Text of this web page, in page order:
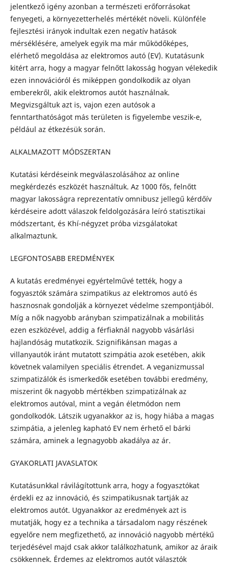
jelentkező igény azonban a természeti erőforrásokat
fenyegeti, a környezetterhelés mértékét növeli. Különféle
fejlesztési irányok indultak ezen negatív hatások
mérséklésére, amelyek egyik ma már működőképes,
elérhető megoldása az elektromos autó (EV). Kutatásunk
kitért arra, hogy a magyar felnőtt lakosság hogyan vélekedik
ezen innovációról és miképpen gondolkodik az olyan
emberekről, akik elektromos autót használnak.
Megvizsgáltuk azt is, vajon ezen autósok a
fenntarthatóságot más területen is figyelembe veszik-e,
például az étkezésük során.
ALKALMAZOTT MÓDSZERTAN
Kutatási kérdéseink megválaszolásához az online
megkérdezés eszközét használtuk. Az 1000 fős, felnőtt
magyar lakosságra reprezentatív omnibusz jellegű kérdőív
kérdéseire adott válaszok feldolgozására leíró statisztikai
módszertant, és Khí-négyzet próba vizsgálatokat
alkalmaztunk.
LEGFONTOSABB EREDMÉNYEK
A kutatás eredményei egyértelművé tették, hogy a
fogyasztók számára szimpatikus az elektromos autó és
hasznosnak gondolják a környezet védelme szempontjából.
Míg a nők nagyobb arányban szimpatizálnak a mobilitás
ezen eszközével, addig a férfiaknál nagyobb vásárlási
hajlandóság mutatkozik. Szignifikánsan magas a
villanyautók iránt mutatott szimpátia azok esetében, akik
követnek valamilyen speciális étrendet. A veganizmussal
szimpatizálók és ismerkedők esetében további eredmény,
miszerint ők nagyobb mértékben szimpatizálnak az
elektromos autóval, mint a vegán életmódon nem
gondolkodók. Látszik ugyanakkor az is, hogy hiába a magas
szimpátia, a jelenleg kapható EV nem érhető el bárki
számára, aminek a legnagyobb akadálya az ár.
GYAKORLATI JAVASLATOK
Kutatásunkkal rávilágítottunk arra, hogy a fogyasztókat
érdekli ez az innováció, és szimpatikusnak tartják az
elektromos autót. Ugyanakkor az eredmények azt is
mutatják, hogy ez a technika a társadalom nagy részének
egyelőre nem megfizethető, az innováció nagyobb mértékű
terjedésével majd csak akkor találkozhatunk, amikor az áraik
csökkennek. Érdemes az elektromos autót választók